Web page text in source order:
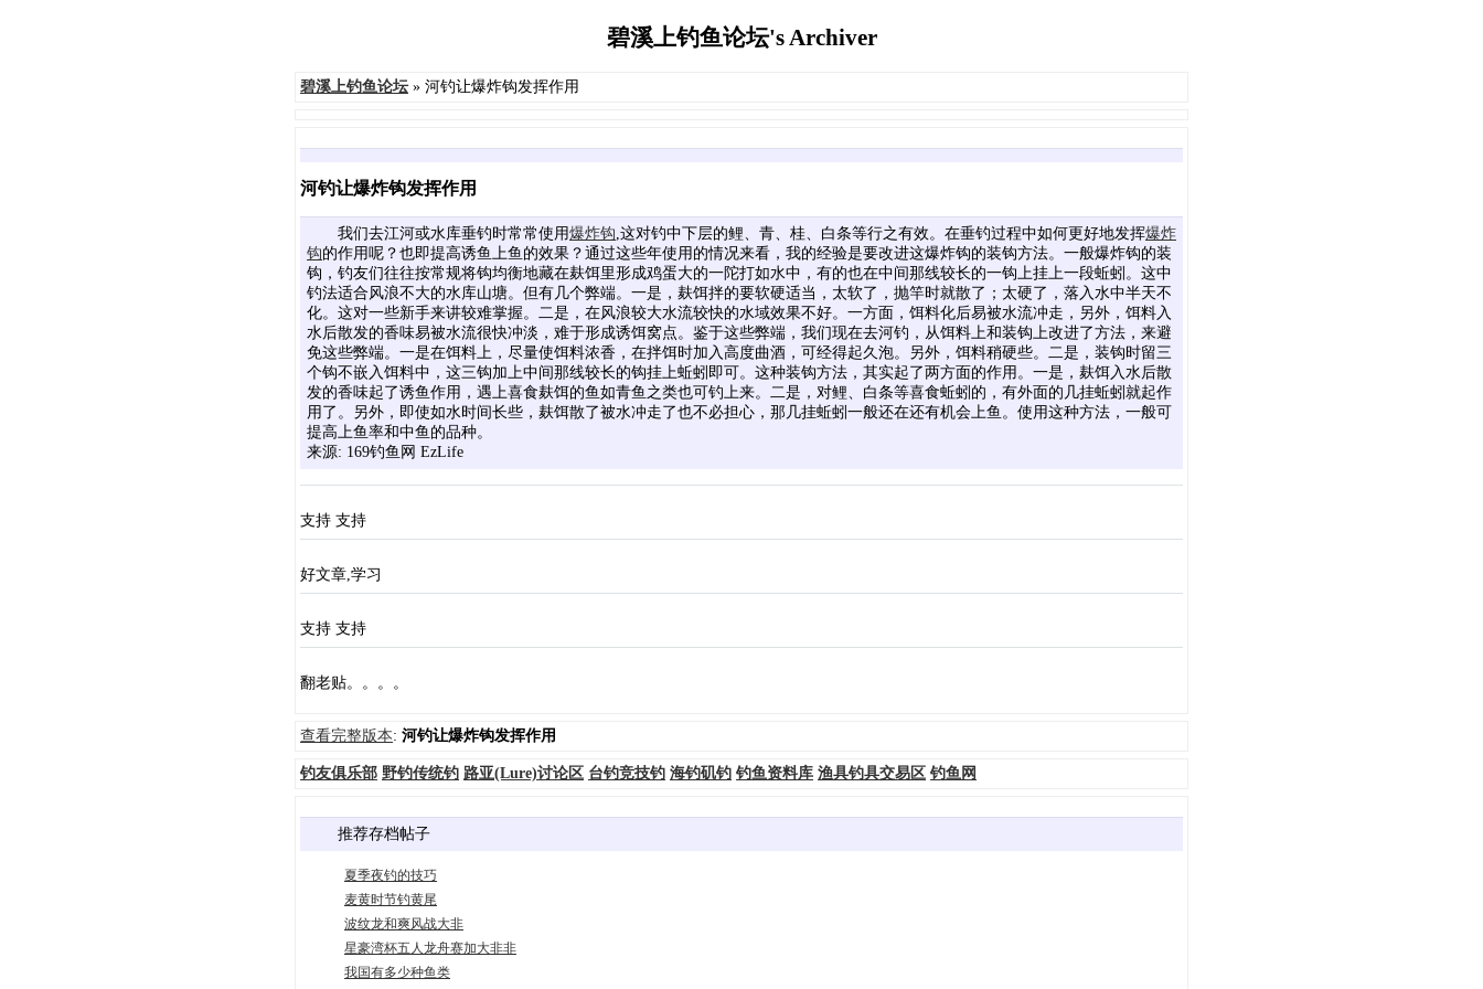
碧溪上钓鱼论坛's Archiver
碧溪上钓鱼论坛 » 河钓让爆炸钩发挥作用
河钓让爆炸钩发挥作用
我们去江河或水库垂钓时常常使用爆炸钩,这对钓中下层的鲤、青、桂、白条等行之有效。在垂钓过程中如何更好地发挥爆炸
钩的作用呢？也即提高诱鱼上鱼的效果？通过这些年使用的情况来看，我的经验是要改进这爆炸钩的装钩方法。一般爆炸钩的装
钩，钓友们往往按常规将钩均衡地藏在麸饵里形成鸡蛋大的一陀打如水中，有的也在中间那线较长的一钩上挂上一段蚯蚓。这中
钓法适合风浪不大的水库山塘。但有几个弊端。一是，麸饵拌的要软硬适当，太软了，抛竿时就散了；太硬了，落入水中半天不
化。这对一些新手来讲较难掌握。二是，在风浪较大水流较快的水域效果不好。一方面，饵料化后易被水流冲走，另外，饵料入
水后散发的香味易被水流很快冲淡，难于形成诱饵窝点。鉴于这些弊端，我们现在去河钓，从饵料上和装钩上改进了方法，来避
免这些弊端。一是在饵料上，尽量使饵料浓香，在拌饵时加入高度曲酒，可经得起久泡。另外，饵料稍硬些。二是，装钩时留三
个钩不嵌入饵料中，这三钩加上中间那线较长的钩挂上蚯蚓即可。这种装钩方法，其实起了两方面的作用。一是，麸饵入水后散
发的香味起了诱鱼作用，遇上喜食麸饵的鱼如青鱼之类也可钓上来。二是，对鲤、白条等喜食蚯蚓的，有外面的几挂蚯蚓就起作
用了。另外，即使如水时间长些，麸饵散了被水冲走了也不必担心，那几挂蚯蚓一般还在还有机会上鱼。使用这种方法，一般可
提高上鱼率和中鱼的品种。
来源: 169钓鱼网 EzLife
支持 支持
好文章,学习
支持 支持
翻老贴。。。。
查看完整版本: 河钓让爆炸钩发挥作用
钓友俱乐部 野钓传统钓 路亚(Lure)讨论区 台钓竞技钓 海钓矶钓 钓鱼资料库 渔具钓具交易区 钓鱼网
推荐存档帖子
夏季夜钓的技巧
麦黄时节钓黄尾
波纹龙和爽风战大非
星豪湾杯五人龙舟赛加大非非
我国有多少种鱼类